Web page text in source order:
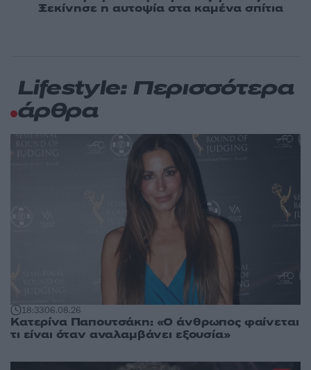
Ξεκίνησε η αυτοψία στα καμένα σπίτια
Lifestyle: Περισσότερα
άρθρα
18:3306.08.26
Κατερίνα Παπουτσάκη: «Ο άνθρωπος φαίνεται
τι είναι όταν αναλαμβάνει εξουσία»